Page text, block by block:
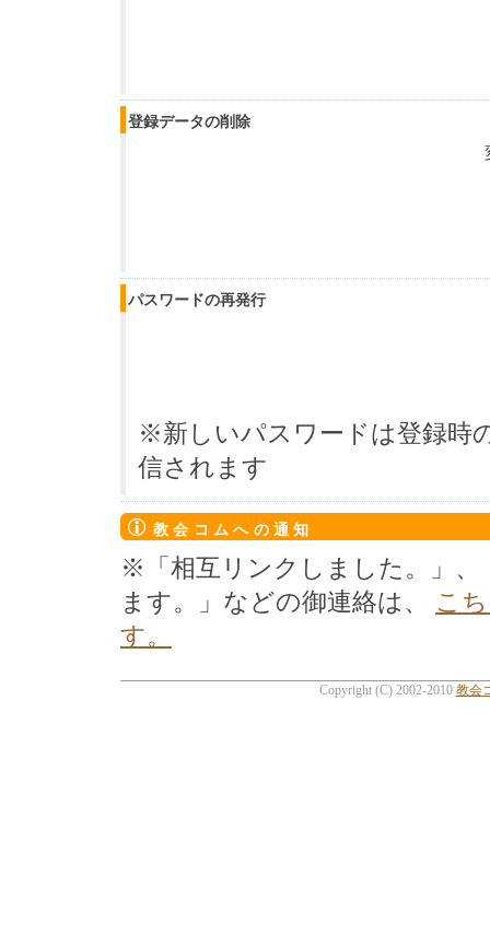
登録データの削除
パスワードの再発行
※新しいパスワードは登録時
信されます
教会コムへの通知
※「相互リンクしました。」、
ます。」などの御連絡は、 こ
す。
Copyright (C) 2002-2010 教会